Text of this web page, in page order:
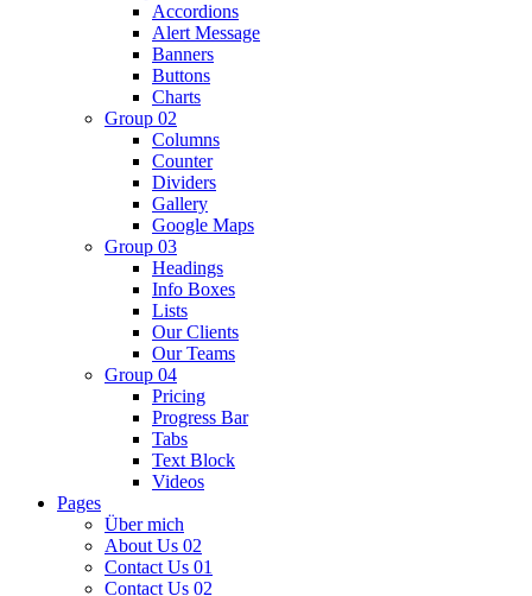
Accordions
Alert Message
Banners
Buttons
Charts
Group 02
Columns
Counter
Dividers
Gallery
Google Maps
Group 03
Headings
Info Boxes
Lists
Our Clients
Our Teams
Group 04
Pricing
Progress Bar
Tabs
Text Block
Videos
Pages
Über mich
About Us 02
Contact Us 01
Contact Us 02